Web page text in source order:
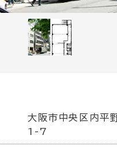
大阪市中央区内平
1-7